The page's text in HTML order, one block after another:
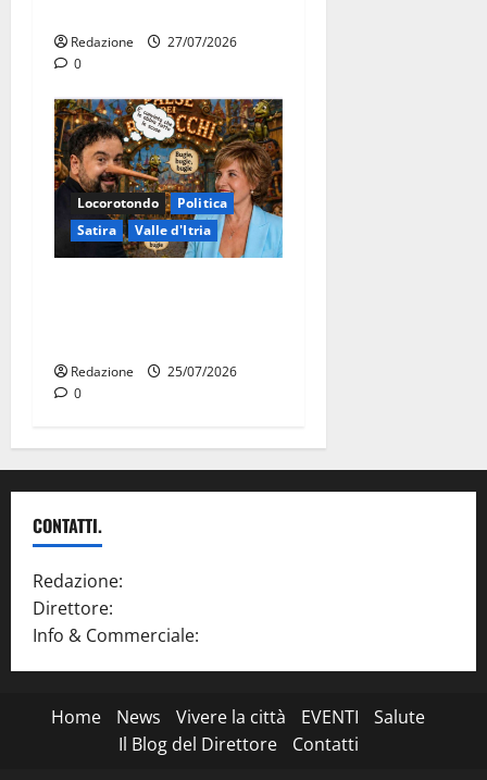
Redazione
27/07/2026
0
Locorotondo
Politica
Satira
Valle d'Itria
Redazione
25/07/2026
0
CONTATTI.
Redazione:
Direttore:
Info & Commerciale:
Home News Vivere la città EVENTI
Salute
Il Blog del Direttore
Contatti